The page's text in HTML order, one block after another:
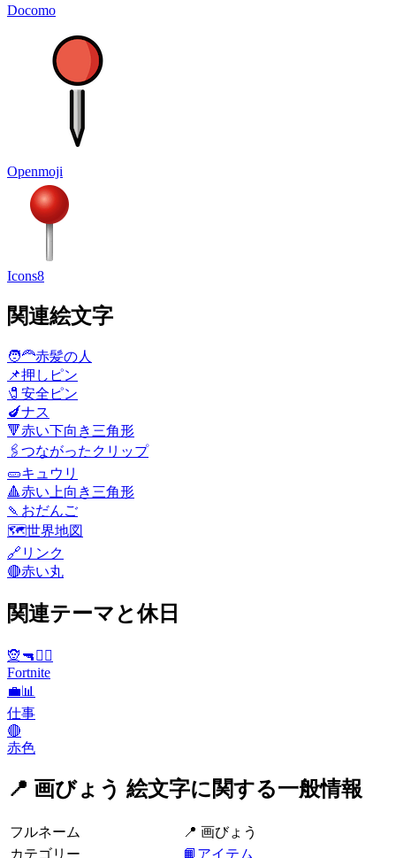
Docomo
Openmoji
Icons8
関連絵文字
🧑‍🦰赤髪の人
📌押しピン
🧷 安全ピン
🍆ナス
🔻赤い下向き三角形
🖇️ つながったクリップ
🥒キュウリ
🔺赤い上向き三角形
🍡 おだんご
🗺️世界地図
🔗 リンク
🔴赤い丸
関連テーマと休日
🧝🔫🦹‍♂️
Fortnite
💼📊
仕事
🔴
赤色
📍 画びょう 絵文字に関する一般情報
フルネーム
📍 画びょう
カテゴリー
📙アイテム